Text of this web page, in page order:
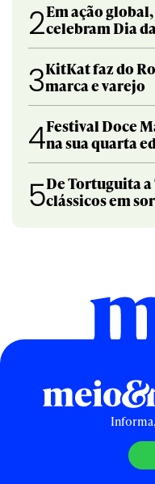
2Em ação
celebram Dia
3KitKat faz do
marca e varejo
4Festival Doce
na sua quarta
5De Tortuguita
clássicos em